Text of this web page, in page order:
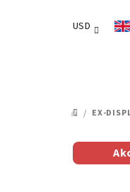
USD
HOME
/ EX-